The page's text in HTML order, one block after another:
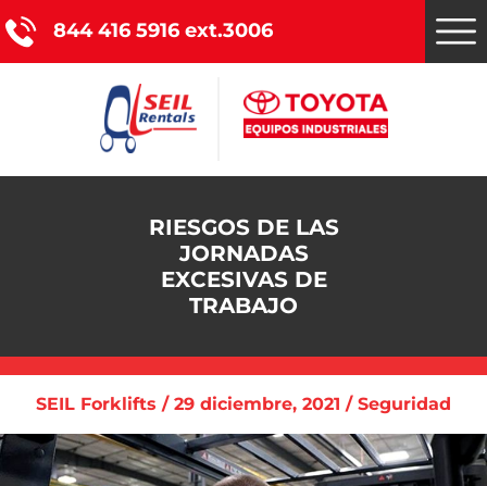
844 416 5916 ext.3006
Catálogo de productos
Promociones
Nosotros
Blog
RIESGOS DE LAS
JORNADAS
EXCESIVAS DE
TRABAJO
SEIL Forklifts / 29 diciembre, 2021 / Seguridad